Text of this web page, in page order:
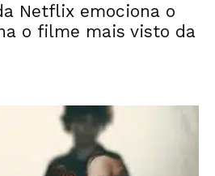
Netflix emociona o
o filme mais visto da